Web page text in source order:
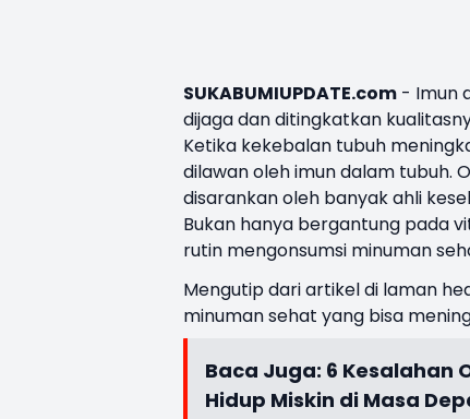
SUKABUMIUPDATE.com - Imun
dijaga dan ditingkatkan
Ketika kekebalan tubuh
dilawan oleh imun dalam tubuh.
disarankan oleh banyak ahli
Bukan hanya bergantung pada
rutin mengonsumsi minuman
Mengutip dari artikel di laman
minuman sehat yang bisa
Baca Juga: 6 Kesalahan
Hidup Miskin di Masa